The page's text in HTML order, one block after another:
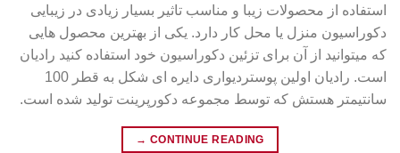
استفاده از محصولات زیبا و مناسب تاثیر بسیار زیادی در زیبایی
دکوراسیون منزل یا محل کار دارد. یکی از بهترین محصول هایی
که میتوانید از آن برای تزئین دکوراسیون خود استفاده کنید رادیان
است. رادیان اولین پوستردیواری دایره ای شکل به قطر 100
سانتیمتر هستش که توسط مجموعه دکورپرینت تولید شده است.
CONTINUE READING
→